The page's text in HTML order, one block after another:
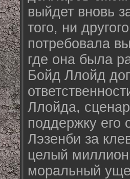
выйдет вновь
того, ни
потребовала
где она была
Бойд Ллойд
Ллойда,
поддержку его
Лэзенби за
целый миллион
моральный